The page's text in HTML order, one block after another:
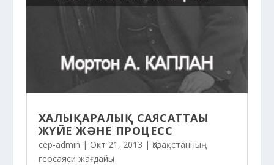
ХАЛЫҚАРАЛЫҚ САЯСАТТАҒЫ
ЖҮЙЕ ЖӘНЕ ПРОЦЕСС
cep-admin | Окт 21, 2013 | Қазақстанның
геосаяси жағдайы